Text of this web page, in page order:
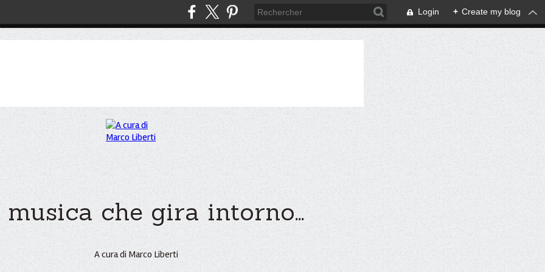
Login + Create my blog
che gira intorno...
A cura di Marco Liberti